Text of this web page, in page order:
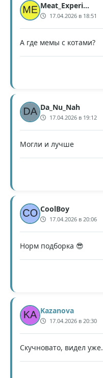
Meat_Experiment
17.04.2026 в 18:51
А где мемы с котами?
Da_Nu_Nah
17.04.2026 в 19:12
Могли и лучше
CoolBoy
17.04.2026 в 20:06
Норм подборка 😎
Kazanova
17.04.2026 в 20:30
Скучновато, видел уже.